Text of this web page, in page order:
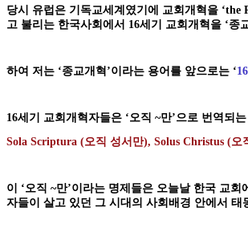
당시 유럽은 기독교세계였기에 교회개혁을
고 불리는 한국사회에서 16세기 교회개혁을 ‘
하여 저는 ‘종교개혁’이라는 용어를 앞으로는 ‘
16세기 교회개혁자들은 ‘오직 ~만’으로 번역되
Sola Scriptura (오직 성서만), Solus Christus (
이 ‘오직 ~만’이라는 명제들은 오늘날 한국 교
자들이 살고 있던 그 시대의 사회배경 안에서 태